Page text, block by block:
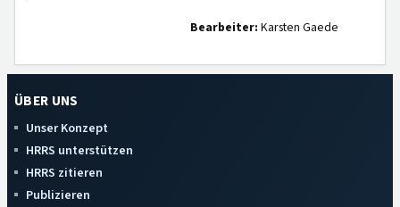
Bearbeiter: Karsten Gaede
ÜBER UNS
Unser Konzept
HRRS unterstützen
HRRS zitieren
Publizieren